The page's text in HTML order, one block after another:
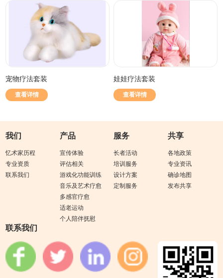
宠物疗法套装
查看详情
娃娃疗法套装
查看详情
我们
忆术家历程
专业资质
联系我们
产品
宣传体验
评估相关
游戏化功能训练
音乐及艺术疗愈
多感官疗愈
适老运动
个人陪伴抚慰
服务
长者活动
培训服务
设计方案
定制服务
共享
各地政策
专业资讯
确诊地图
发布共享
联系我们